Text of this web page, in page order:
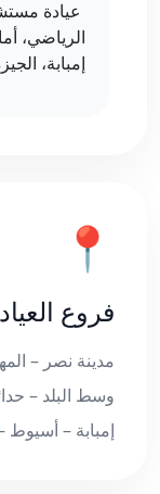
الرياضي،
إمبابة،
📍
فروع
مدينة نصر –
وسط البلد –
إمبابة – أسيوط